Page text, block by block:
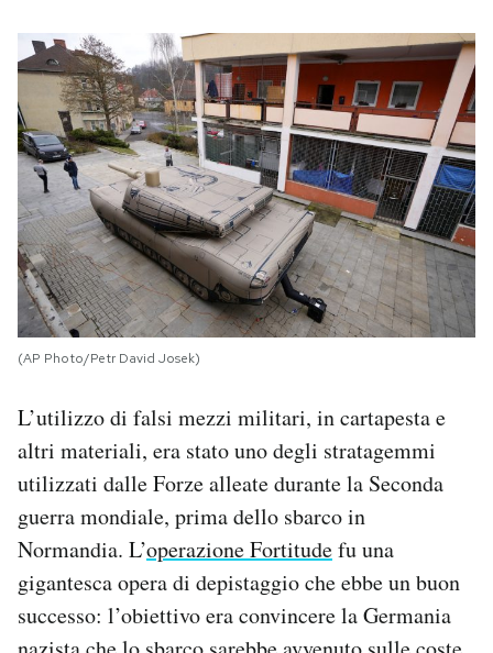
(AP Photo/Petr David Josek)
L’utilizzo di falsi mezzi militari, in cartapesta e
altri materiali, era stato uno degli stratagemmi
utilizzati dalle Forze alleate durante la Seconda
guerra mondiale, prima dello sbarco in
Normandia. L’operazione Fortitudefu una
gigantesca opera di depistaggio che ebbe un buon
successo: l’obiettivo era convincere la Germania